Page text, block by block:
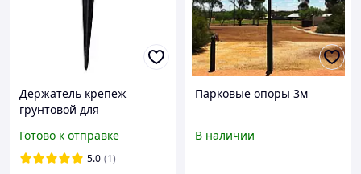
Держатель крепеж
грунтовой для
светильников Код.59258
Готово к отправке
5.0 (1)
Парковые опоры 3м
В наличии